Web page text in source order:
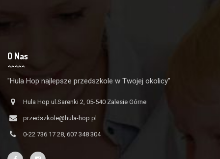
O Nas
"Hula Hop najlepsze przedszkole w Twojej okolicy"
Hula Hop ul.Sarenki 2, 05-540 Zalesie Górne
przedszkole@hula-hop.pl
0-22 736 17 28, 607 348 304